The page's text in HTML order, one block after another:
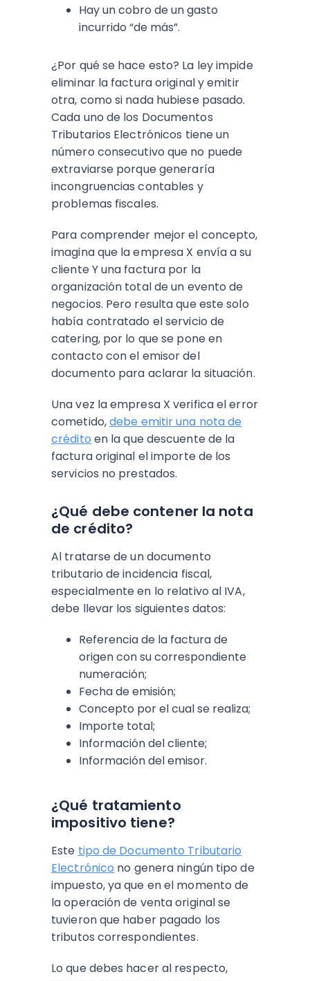
Hay un cobro de un gasto
incurrido “de más”.
¿Por qué se hace esto? La ley impide
eliminar la factura original y emitir
otra, como si nada hubiese pasado.
Cada uno de los Documentos
Tributarios Electrónicos tiene un
número consecutivo que no puede
extraviarse porque generaría
incongruencias contables y
problemas fiscales.
Para comprender mejor el concepto,
imagina que la empresa X envía a su
cliente Y una factura por la
organización total de un evento de
negocios. Pero resulta que este solo
había contratado el servicio de
catering, por lo que se pone en
contacto con el emisor del
documento para aclarar la situación.
Una vez la empresa X verifica el error
cometido,debe emitir una nota de
crédito en la que descuente de la
factura original el importe de los
servicios no prestados.
¿Qué debe contener la nota
de crédito?
Al tratarse de un documento
tributario de incidencia fiscal,
especialmente en lo relativo al IVA,
debe llevar los siguientes datos:
Referencia de la factura de
origen con su correspondiente
numeración;
Fecha de emisión;
Concepto por el cual se realiza;
Importe total;
Información del cliente;
Información del emisor.
¿Qué tratamiento
impositivo tiene?
Este tipo de Documento Tributario
Electrónico no genera ningún tipo de
impuesto, ya que en el momento de
la operación de venta original se
tuvieron que haber pagado los
tributos correspondientes.
Lo que debes hacer al respecto,